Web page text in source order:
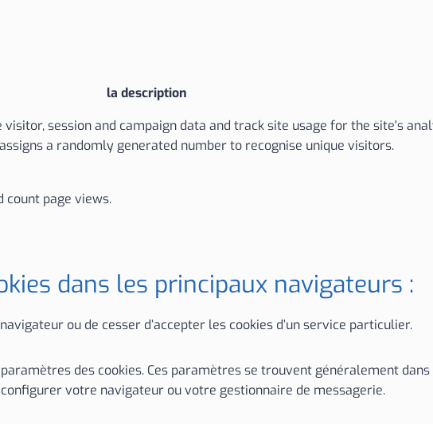
la description
session and campaign data and track site usage for the site's
a randomly generated number to recognise unique visitors.
count page views.
dans les principaux navigateurs :
ou de cesser d’accepter les cookies d’un service particulier.
des cookies. Ces paramètres se trouvent généralement
votre navigateur ou votre gestionnaire de messagerie.